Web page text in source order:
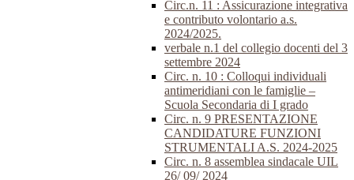
Circ.n. 11 : Assicurazione integrativa
e contributo volontario a.s.
2024/2025.
verbale n.1 del collegio docenti del 3
settembre 2024
Circ. n. 10 : Colloqui individuali
antimeridiani con le famiglie –
Scuola Secondaria di I grado
Circ. n. 9 PRESENTAZIONE
CANDIDATURE FUNZIONI
STRUMENTALI A.S. 2024-2025
Circ. n. 8 assemblea sindacale UIL
26/ 09/ 2024